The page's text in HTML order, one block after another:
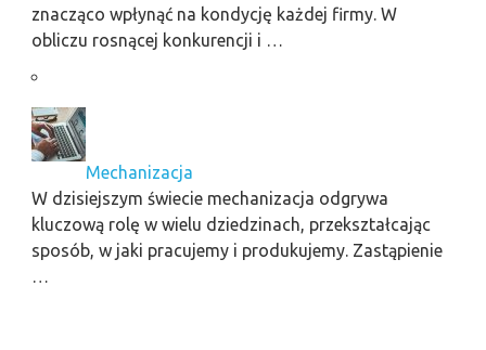
znacząco wpłynąć na kondycję każdej firmy. W
obliczu rosnącej konkurencji i …
Mechanizacja
W dzisiejszym świecie mechanizacja odgrywa
kluczową rolę w wielu dziedzinach, przekształcając
sposób, w jaki pracujemy i produkujemy. Zastąpienie
…